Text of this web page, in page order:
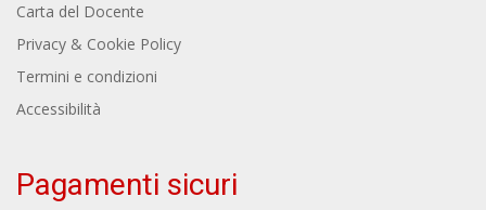
Carta del Docente
Privacy & Cookie Policy
Termini e condizioni
Accessibilità
Pagamenti sicuri